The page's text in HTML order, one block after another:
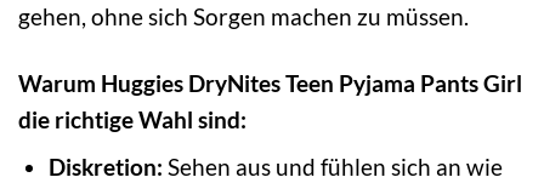
gehen, ohne sich Sorgen machen zu müssen.
Warum Huggies DryNites Teen Pyjama Pants Girl
die richtige Wahl sind:
Diskretion: Sehen aus und fühlen sich an wie